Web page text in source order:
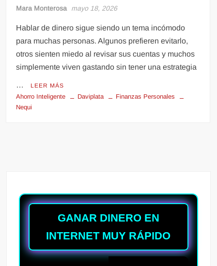
Mara Monterosa mayo 18, 2026
Hablar de dinero sigue siendo un tema incómodo
para muchas personas. Algunos prefieren evitarlo,
otros sienten miedo al revisar sus cuentas y muchos
simplemente viven gastando sin tener una estrategia
… LEER MÁS
Ahorro Inteligente Daviplata
Finanzas Personales
Nequi
GANAR DINERO EN
INTERNET MUY RÁPIDO